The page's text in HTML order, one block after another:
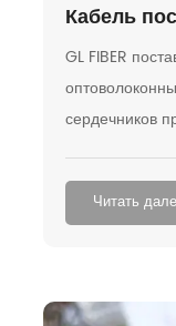
Кабель
Гондурасе
GL FIBER
сердечников
Читать